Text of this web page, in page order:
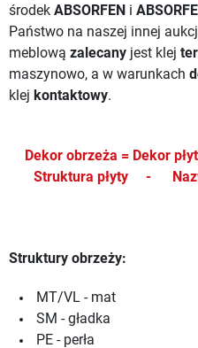
środek ABSORFEN i
Państwo na naszej innej
meblową zalecany jest klej
maszynowo, a w warunkach
klej kontaktowy.
Dekor obrzeża = Dekor
Struktura płyty -
Struktury obrzeży:
MT/VL - mat
SM - gładka
PE - perła